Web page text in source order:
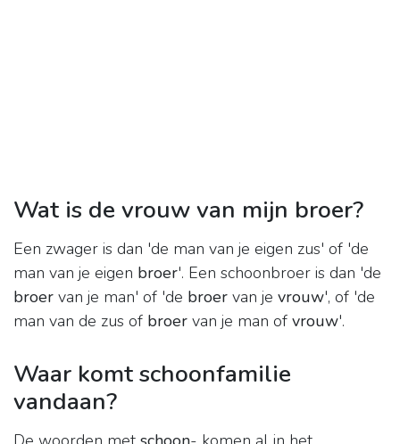
Wat is de vrouw van mijn broer?
Een zwager is dan 'de man van je eigen zus' of 'de
man van je eigen broer'. Een schoonbroer is dan 'de
broer van je man' of 'de broer van je vrouw', of 'de
man van de zus of broer van je man of vrouw'.
Waar komt schoonfamilie
vandaan?